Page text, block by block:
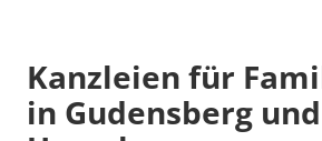
Kanzleien für
in Gudensberg und